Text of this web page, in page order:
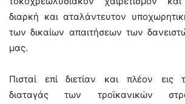
διαρκή και αταλάντευτον
των δικαίων απαιτήσεων των
μας.
Πισταί επί διετίαν και πλέον εις
διαταγάς των τροϊκανικών